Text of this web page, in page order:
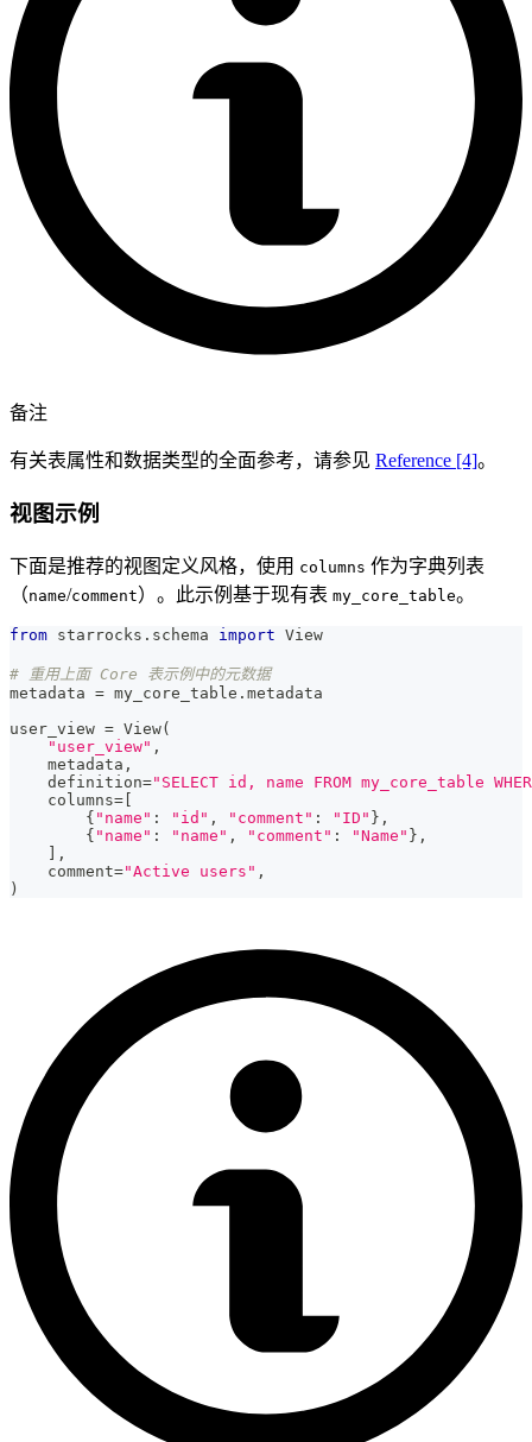
备注
有关表属性和数据类型的全面参考，请参见 Reference [4]。
视图示例
下面是推荐的视图定义风格，使用 columns 作为字典列表
（name/comment）。此示例基于现有表 my_core_table。
from starrocks . schema import View
# 重用上面 Core 表示例中的元数据
metadata = my_core_table . metadata
user_view = View(
"user_view" ,
    metadata
,
    definition
="SELECT id, name FROM my_core_table
    columns
=
{ "name" : "id" , "comment" : "ID" } ,
{ "name" : "name" , "comment" : "Name" } ,
,
    comment
="Active users" ,
)